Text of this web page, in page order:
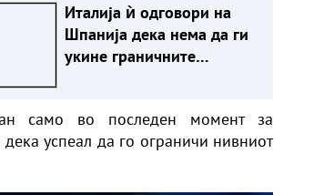
Италија ѝ одговори на
Шпанија дека нема да ги
укине граничните
само во последен момент за
успеал да го ограничи нивниот